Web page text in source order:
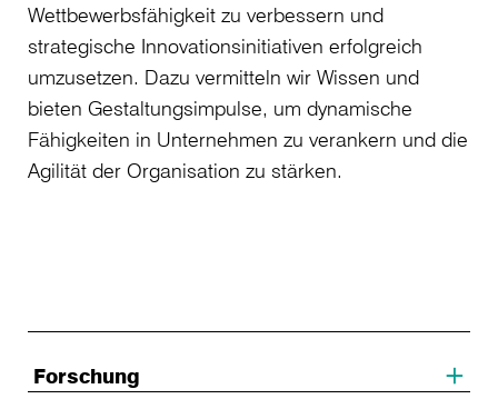
Wettbewerbsfähigkeit zu verbessern und
strategische Innovationsinitiativen erfolgreich
umzusetzen. Dazu vermitteln wir Wissen und
bieten Gestaltungsimpulse, um dynamische
Fähigkeiten in Unternehmen zu verankern und die
Agilität der Organisation zu stärken.
Forschung